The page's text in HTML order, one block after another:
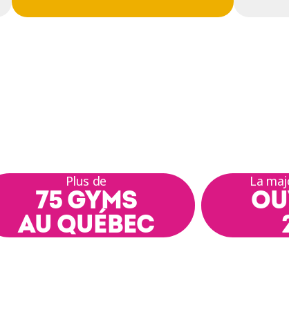
Plus de
75 GYMS
AU QUÉBEC
La